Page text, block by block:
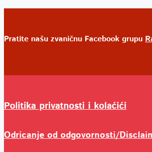
Pratite našu zvaničnu Facebook grupu
Politika privatnosti i kolaćići
Odricanje od odgovornosti/